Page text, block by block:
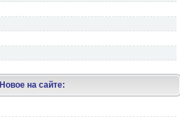
Новое на сайте: